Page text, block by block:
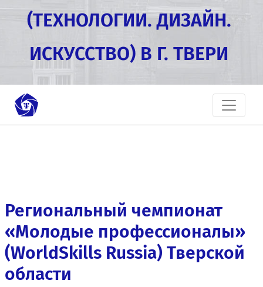
(ТЕХНОЛОГИИ. ДИЗАЙН.
ИСКУССТВО) В Г. ТВЕРИ
Региональный чемпионат
«Молодые профессионалы»
(WorldSkills Russia) Тверской
области